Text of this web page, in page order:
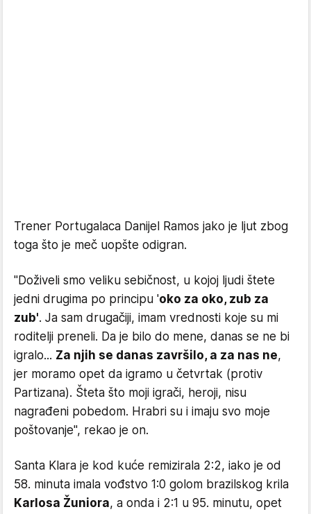
Trener Portugalaca Danijel Ramos jako je ljut zbog
toga što je meč uopšte odigran.
"Doživeli smo veliku sebičnost, u kojoj ljudi štete
jedni drugima po principu 'oko za oko, zub za
zub'. Ja sam drugačiji, imam vrednosti koje su mi
roditelji preneli. Da je bilo do mene, danas se ne bi
igralo... Za njih se danas završilo, a za nas ne,
jer moramo opet da igramo u četvrtak (protiv
Partizana). Šteta što moji igrači, heroji, nisu
nagrađeni pobedom. Hrabri su i imaju svo moje
poštovanje", rekao je on.
Santa Klara je kod kuće remizirala 2:2, iako je od
58. minuta imala vođstvo 1:0 golom brazilskog krila
Karlosa Žuniora, a onda i 2:1 u 95. minutu, opet